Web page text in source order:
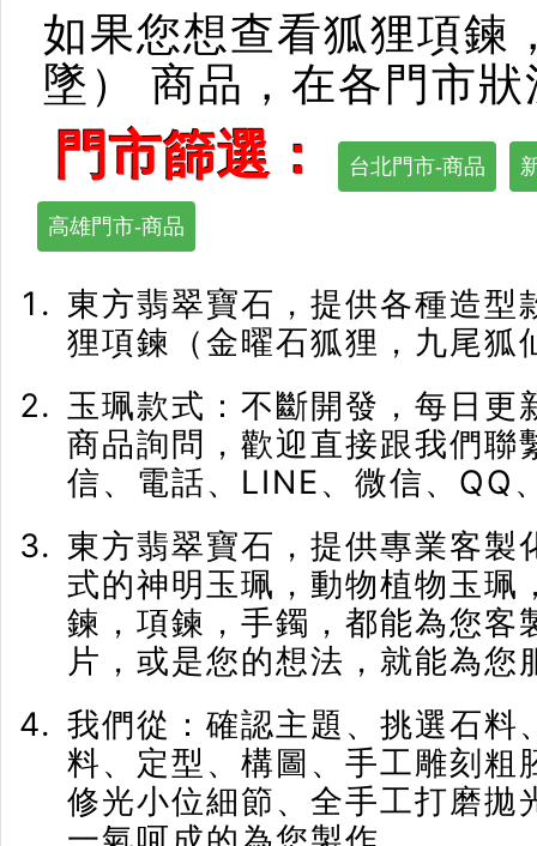
如果您想查看狐狸項鍊
墜） 商品，在各門市
門市篩選： 台北門市-商品
高雄門市-商品
東方翡翠寶石，提供各種造型
狸項鍊（金曜石狐狸，九尾狐
玉珮款式：不斷開發，每日更
商品詢問，歡迎直接跟我們聯
信、電話、LINE、微信、QQ
東方翡翠寶石，提供專業客製
式的神明玉珮，動物植物玉珮
鍊，項鍊，手鐲，都能為您客
片，或是您的想法，就能為您
我們從：確認主題、挑選石料
料、定型、構圖、手工雕刻粗
修光小位細節、全手工打磨